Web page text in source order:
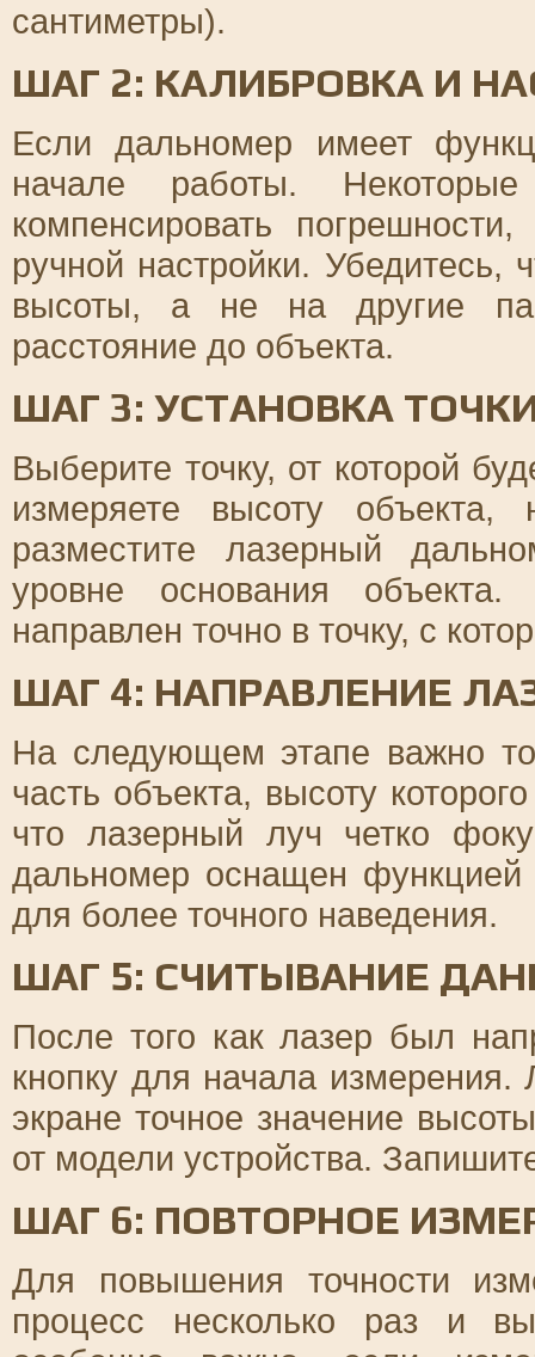
сантиметры).
ШАГ 2: КАЛИБРОВКА И
Если дальномер имеет
начале работы.
компенсировать
ручной настройки. Убедитесь,
высоты, а не на другие
расстояние до объекта.
ШАГ 3: УСТАНОВКА
Выберите точку, от которой
измеряете высоту
разместите лазерный
уровне основания
направлен точно в точку, с
ШАГ 4: НАПРАВЛЕНИЕ
На следующем этапе важно
часть объекта, высоту
что лазерный луч четко
дальномер оснащен функцией
для более точного наведения.
ШАГ 5: СЧИТЫВАНИЕ
После того как лазер был
кнопку для начала
экране точное значение
от модели устройства.
ШАГ 6: ПОВТОРНОЕ
Для повышения точности
процесс несколько раз и